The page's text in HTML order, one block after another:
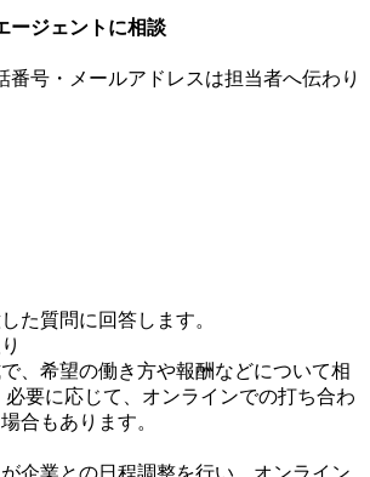
ージェント に相談
番号・メールアドレスは担当者へ伝わり
た質問に回答します。
、希望の働き方や報酬などについて相
必要に応じて、オンラインでの打ち合わ
合もあります。